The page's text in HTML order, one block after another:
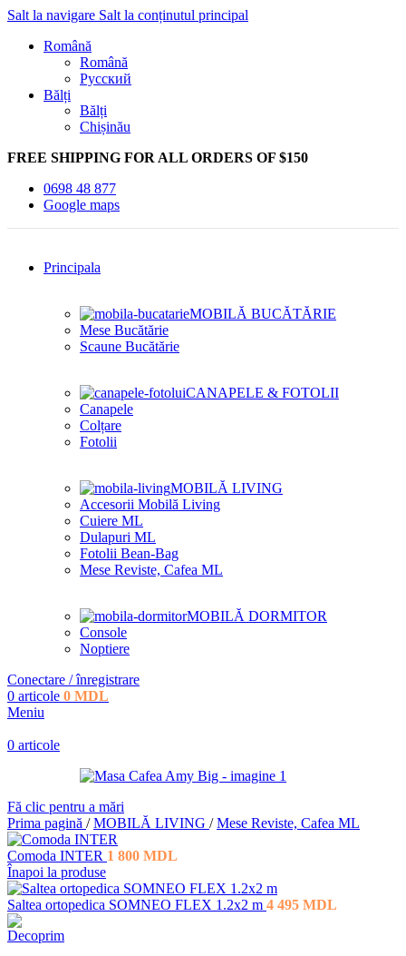
Salt la navigare Salt la conținutul principal
Română
Română
Русский
Bălți
Bălți
Chișinău
FREE SHIPPING FOR ALL ORDERS OF $150
0698 48 877
Google maps
Principala
MOBILĂ BUCĂTĂRIE
Mese Bucătărie
Scaune Bucătărie
CANAPELE & FOTOLII
Canapele
Colțare
Fotolii
MOBILĂ LIVING
Accesorii Mobilă Living
Cuiere ML
Dulapuri ML
Fotolii Bean-Bag
Mese Reviste, Cafea ML
MOBILĂ DORMITOR
Console
Noptiere
Conectare / înregistrare
0 articole 0 MDL
Meniu
0 articole
Fă clic pentru a mări
Prima pagină / MOBILĂ LIVING / Mese Reviste, Cafea ML
Comoda INTER 1 800 MDL
Înapoi la produse
Saltea ortopedica SOMNEO FLEX 1.2x2 m 4 495 MDL